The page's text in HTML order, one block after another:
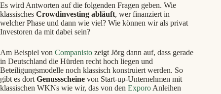
Es wird Antworten auf die folgenden Fragen geben. Wie
klassisches Crowdinvesting abläuft, wer finanziert in
welcher Phase und dann wie viel? Wie können wir als privat
Investoren da mit dabei sein?
Am Beispiel von Companisto zeigt Jörg dann auf, dass gerade
in Deutschland die Hürden recht hoch liegen und
Beteiligungsmodelle noch klassisch konstruiert werden. So
gibt es dort Genussscheine von Start-up-Unternehmen mit
klassischen WKNs wie wir, das von den Exporo Anleihen